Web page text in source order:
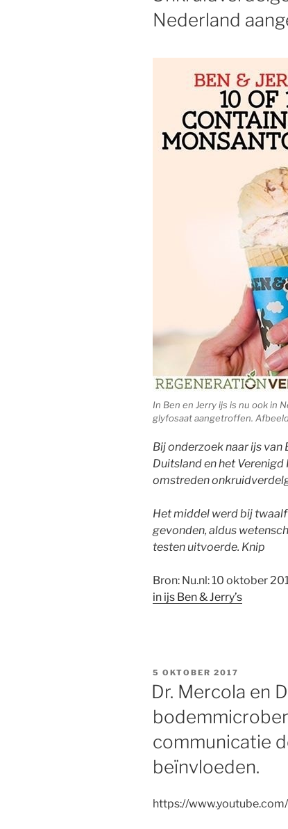
Nederland
In Ben en Jerry ijs is nu ook in
glyfosaat aangetroffen.
Bij onderzoek naar ijs van
Duitsland en het
omstreden
Het middel werd bij
gevonden, aldus
testen uitvoerde. Knip
Bron: Nu.nl: 10 oktober
in ijs Ben & Jerry’s
GEPLAATST
OP
5 OKTOBER 2017
Dr. Mercola en
communicatie
beïnvloeden.
https://